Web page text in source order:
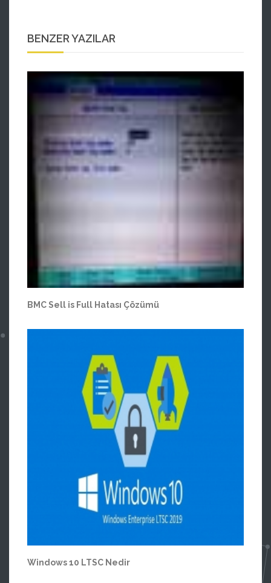
BENZER YAZILAR
BMC Sell is Full Hatası Çözümü
Windows 10 LTSC Nedir